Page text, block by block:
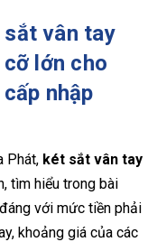
sắt vân tay
lớn cho
nhập
Phát, két sắt vân tay
tìm hiểu trong bài
với mức tiền phải
khoảng giá của các